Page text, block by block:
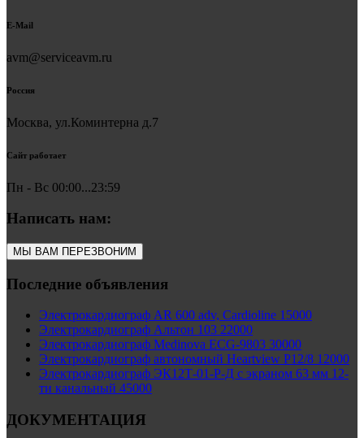
E-Mail
avm@serviceavm.ru
Россия
Москва, ул.Коминтерна д.7
Сайт работает
Пн - Вс 00:00...23:59
Написать нам:
МЫ ВАМ ПЕРЕЗВОНИМ
Последние объявления
Электрокардиограф AR 600 adv, Cardioline 15000
Электрокардиограф Альтон 103 22000
Электрокардиограф Medinova ECG-9803 30000
Электрокардиограф автономный Heartview P12/8 12000
Электрокардиограф ЭК12Т-01-Р-Д с экраном 63 мм 12-
ти канальный 45000
ДОКУМЕНТАЦИЯ